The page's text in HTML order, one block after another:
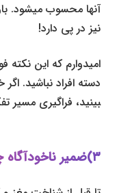
آن­ها محسوب می­شود.
نیز در پی دارد!
امیدوارم که این نکته
بینید، فراگیری مسیر
۳)ضمیر ناخودآگاه چیست؟